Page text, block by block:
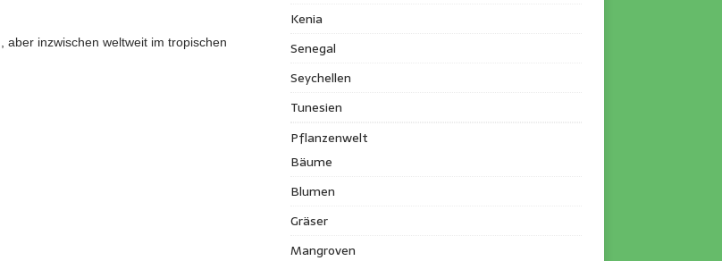
aber inzwischen weltweit im tropischen
Kenia
Senegal
Seychellen
Tunesien
Pflanzenwelt
Bäume
Blumen
Gräser
Mangroven